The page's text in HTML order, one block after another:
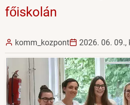
főiskolán
komm_kozpont 2026. 06. 09.,